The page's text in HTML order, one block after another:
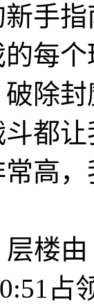
新手
每
除
都
高
层楼由
占